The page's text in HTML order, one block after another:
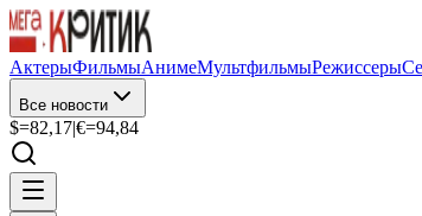
АктерыФильмыАнимеМультфильмыРежиссеры
Все новости
$=82,17|€=94,84